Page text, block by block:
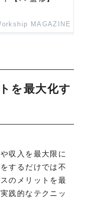
MAGAZINE
を最大化す
収入を最大限に
するだけでは不
のメリットを最
践的なテクニッ